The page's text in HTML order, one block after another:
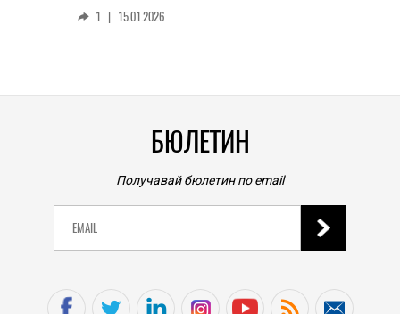
1 | 15.01.2026
БЮЛЕТИН
Получавай бюлетин по email